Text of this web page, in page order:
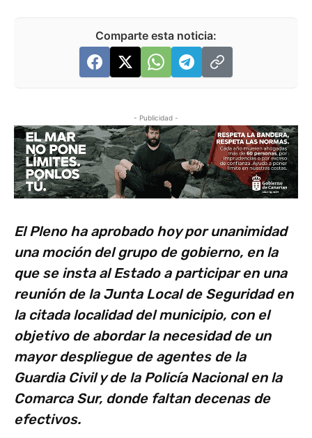
Comparte esta noticia:
- Publicidad -
El Pleno ha aprobado hoy por unanimidad
una moción del grupo de gobierno, en la
que se insta al Estado a participar en una
reunión de la Junta Local de Seguridad en
la citada localidad del municipio, con el
objetivo de abordar la necesidad de un
mayor despliegue de agentes de la
Guardia Civil y de la Policía Nacional en la
Comarca Sur, donde faltan decenas de
efectivos.